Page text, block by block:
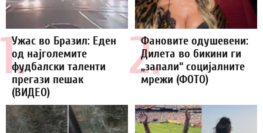
1.
Ужас во Бразил: Еден
од најголемите
фудбалски таленти
прегази пешак
(ВИДЕО)
2.
Фановите одушевени:
Дилета во бикини ги
„запали“ социјалните
мрежи (ФОТО)